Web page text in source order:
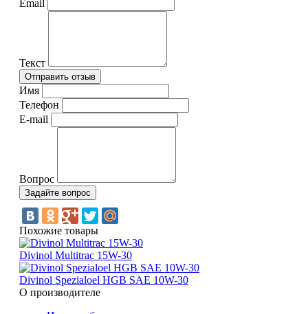
Email
Текст
Имя
Телефон
E-mail
Вопрос
Похожие товары
Divinol Multitrac 15W-30
Divinol Spezialoel HGB SAE 10W-30
О производителе